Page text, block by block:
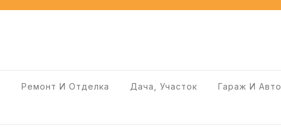
Ремонт И Отделка Дача, Участок Гараж И Авто